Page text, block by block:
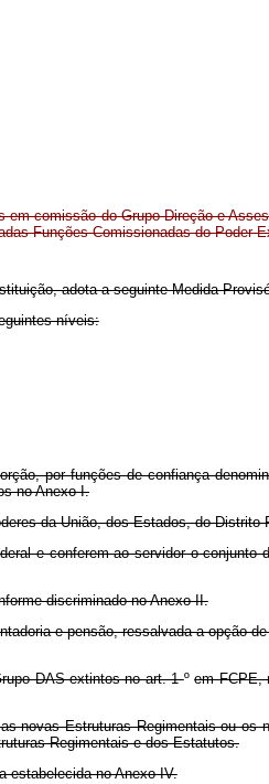
em comissão do Grupo-Direção e
Funções Comissionadas do Poder
adota a seguinte Medida
níveis:
por funções de confiança
no Anexo I.
da União, dos Estados, do Distrito
e conferem ao servidor o conjunto
discriminado no Anexo II.
e pensão, ressalvada a opção
DAS extintos no art. 1ºem FCPE,
novas Estruturas Regimentais ou os
Regimentais e dos Estatutos.
estabelecida no Anexo IV.